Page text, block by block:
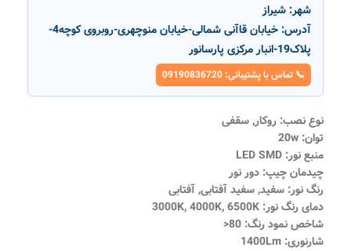
شهر: شیراز
آدرس:
خیابان قاآنی شمالی-خیابان منوچهری-روبروی کوچه4-
پلاک19-انبار مرکزی پارسانور
📞 تماس با پشتیبانی: 09190836720
نوع نصب: روکار, سقفی
توان: 20w
منبع نور: LED SMD
چیدمان چیپ: دور نور
رنگ نور: سفید, سفید آفتابی, آفتابی
دمای رنگ نور: 3000K, 4000K, 6500K
شاخص نمود رنگ: 80<
شارنوری: 1400Lm